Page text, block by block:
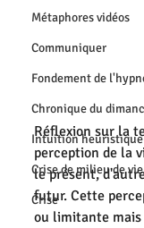
Métaphores vidéos
Communiquer
Fondement de
Chronique du
Intuition
Crise de milieu de vie
Crise
Réflexion sur la
perception de la
le présent,
futur. Cette
ou limitante mais